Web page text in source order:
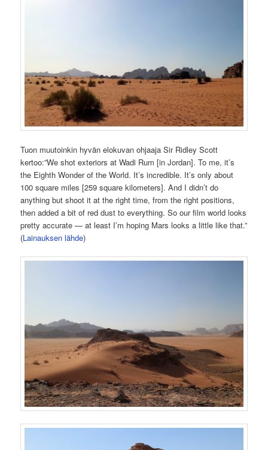
Tuon muutoinkin hyvän elokuvan ohjaaja Sir Ridley Scott
kertoo:”We shot exteriors at Wadi Rum [in Jordan]. To me, it’s
the Eighth Wonder of the World. It’s incredible. It’s only about
100 square miles [259 square kilometers]. And I didn’t do
anything but shoot it at the right time, from the right positions,
then added a bit of red dust to everything. So our film world looks
pretty accurate — at least I’m hoping Mars looks a little like that.”
(Lainauksen lähde)